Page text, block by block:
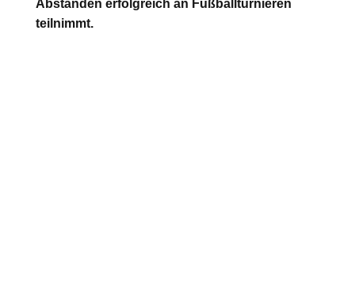
Abständen erfolgreich an Fußballturnieren
teilnimmt.